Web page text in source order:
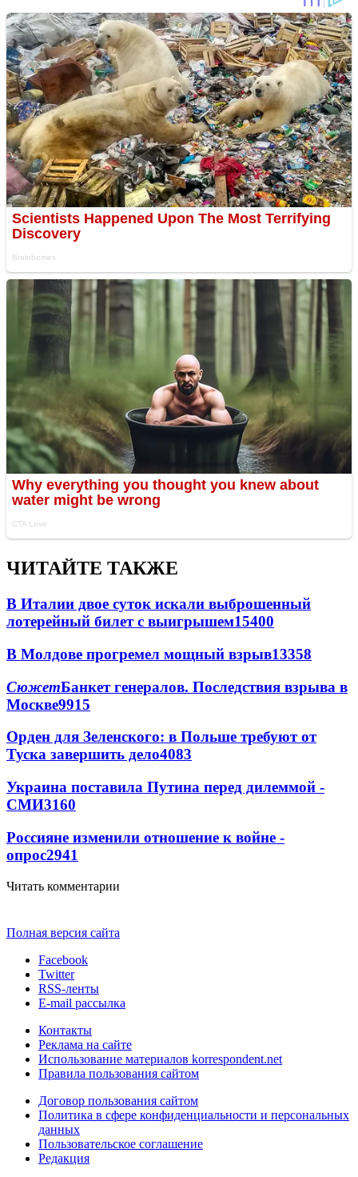
ЧИТАЙТЕ ТАКЖЕ
В Италии двое суток искали выброшенный
лотерейный билет с выигрышем15400
В Молдове прогремел мощный взрыв13358
СюжетБанкет генералов. Последствия взрыва в
Москве9915
Орден для Зеленского: в Польше требуют от
Туска завершить дело4083
Украина поставила Путина перед дилеммой -
СМИ3160
Россияне изменили отношение к войне -
опрос2941
Читать комментарии
Полная версия сайта
Facebook
Twitter
RSS-ленты
E-mail рассылка
Контакты
Реклама на сайте
Использование материалов korrespondent.net
Правила пользования сайтом
Договор пользования сайтом
Политика в сфере конфиденциальности и персональных
данных
Пользовательское соглашение
Редакция